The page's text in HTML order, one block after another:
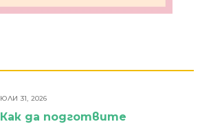
ЮЛИ 31, 2026
Как да подготвите